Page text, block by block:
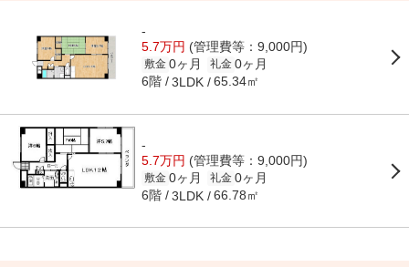
-
5.7万円 (管理費等：9,000円)
敷金 0ヶ月 礼金 0ヶ月
6階 3LDK 65.34㎡
-
5.7万円 (管理費等：9,000円)
敷金 0ヶ月 礼金 0ヶ月
6階 3LDK 66.78㎡